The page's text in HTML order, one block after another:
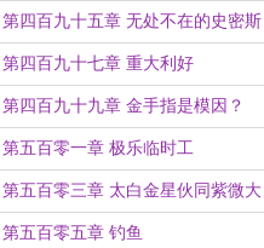
第四百九十五章 无处不在的史密斯
专员
第四百九十七章 重大利好
第四百九十九章 金手指是模因？
第五百零一章 极乐临时工
第五百零三章 太白金星伙同紫微大
帝暴打观世音
第五百零五章 钓鱼